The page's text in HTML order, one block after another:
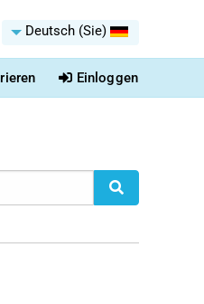
Deutsch (Sie)
Einloggen